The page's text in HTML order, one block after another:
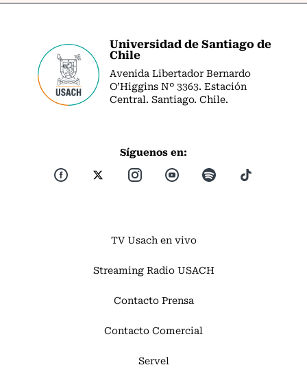
Universidad de Santiago de
Chile
Avenida Libertador Bernardo
O’Higgins Nº 3363. Estación
Central. Santiago. Chile.
Síguenos en:
TV Usach en vivo
Streaming Radio USACH
Contacto Prensa
Contacto Comercial
Servel